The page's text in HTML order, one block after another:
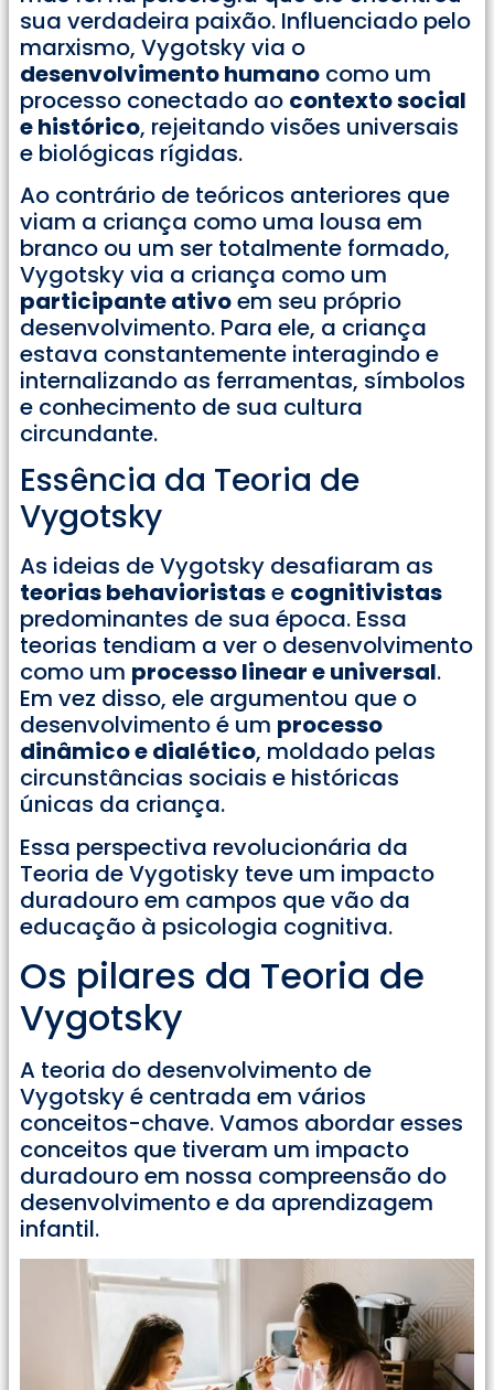
sua verdadeira paixão. Influenciado pelo
marxismo, Vygotsky via o
desenvolvimento humano como um
processo conectado ao contexto social
e histórico, rejeitando visões universais
e biológicas rígidas.
Ao contrário de teóricos anteriores que
viam a criança como uma lousa em
branco ou um ser totalmente formado,
Vygotsky via a criança como um
participante ativoem seu próprio
desenvolvimento. Para ele, a criança
estava constantemente interagindo e
internalizando as ferramentas, símbolos
e conhecimento de sua cultura
circundante.
Essência da Teoria de
Vygotsky
As ideias de Vygotsky desafiaram as
teorias behavioristase cognitivistas
predominantes de sua época. Essa
teorias tendiam a ver o desenvolvimento
como um processo linear e universal.
Em vez disso, ele argumentou que o
desenvolvimento é um processo
dinâmico e dialético, moldado pelas
circunstâncias sociais e históricas
únicas da criança.
Essa perspectiva revolucionária da
Teoria de Vygotisky teve um impacto
duradouro em campos que vão da
educação à psicologia cognitiva.
Os pilares da Teoria de
Vygotsky
A teoria do desenvolvimento de
Vygotsky é centrada em vários
conceitos-chave. Vamos abordar esses
conceitos que tiveram um impacto
duradouro em nossa compreensão do
desenvolvimento e da aprendizagem
infantil.